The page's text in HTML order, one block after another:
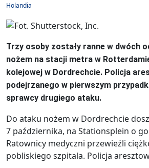
Holandia
Trzy osoby zostały ranne w dwóch
nożem na stacji metra w
kolejowej w Dordrechcie. Policja
podejrzanego w pierwszym
sprawcy drugiego ataku.
Do ataku nożem w Dordrechcie
7 października, na Stationsplein o
Ratownicy medyczni przewieźli
pobliskiego szpitala. Policja